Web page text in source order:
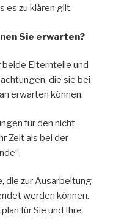
es zu klären gilt.
Sie erwarten?
Elternteile und
die sie bei
erwarten können.
für den nicht
Zeit als bei der
die zur Ausarbeitung
werden können.
für Sie und Ihre